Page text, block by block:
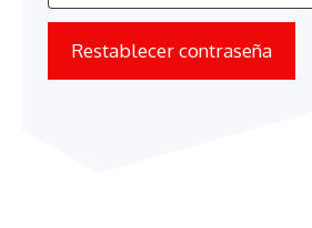
Restablecer contraseña